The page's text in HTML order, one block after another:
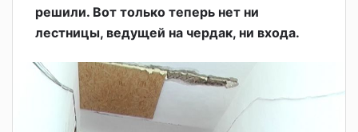
решили. Вот только теперь нет ни
лестницы, ведущей на чердак, ни входа.